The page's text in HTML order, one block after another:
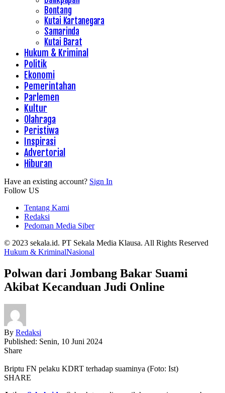
Bontang
Kutai Kartanegara
Samarinda
Kutai Barat
Hukum & Kriminal
Politik
Ekonomi
Pemerintahan
Parlemen
Kultur
Olahraga
Peristiwa
Inspirasi
Advertorial
Hiburan
Have an existing account? Sign In
Follow US
Tentang Kami
Redaksi
Pedoman Media Siber
© 2023 sekala.id. PT Sekala Media Klausa. All Rights Reserved
Hukum & KriminalNasional
Polwan dari Jombang Bakar Suami
Akibat Kecanduan Judi Online
By Redaksi
Published: Senin, 10 Juni 2024
Share
Briptu FN pelaku KDRT terhadap suaminya (Foto: Ist)
SHARE